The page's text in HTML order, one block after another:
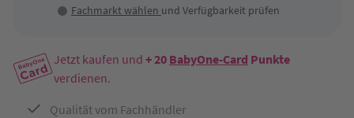
Fachmarkt wählen und Verfügbarkeit prüfen
Jetzt kaufen und + 20 BabyOne-Card Punkte
verdienen.
Qualität vom Fachhändler